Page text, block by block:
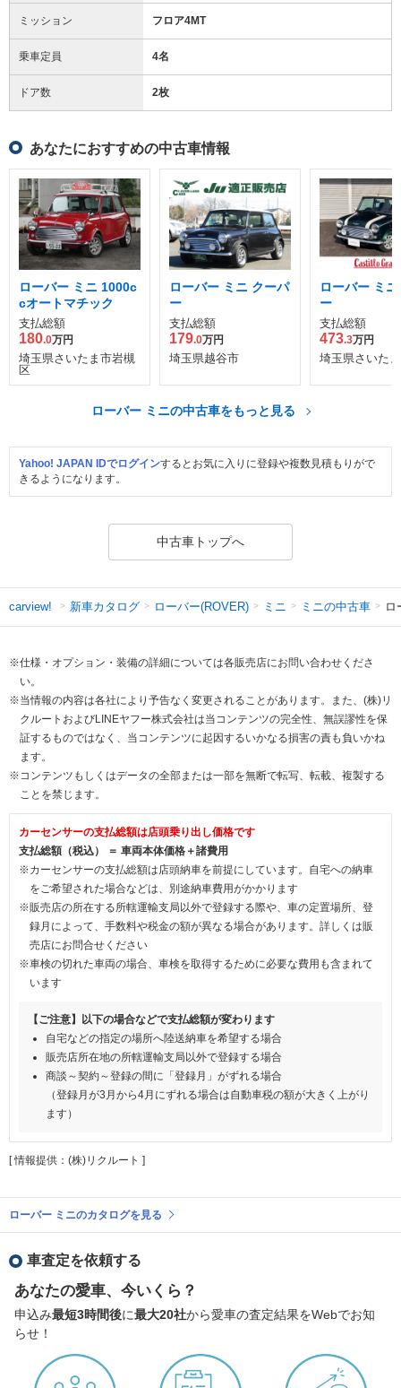
ミッション フロア4MT
乗車定員 4名
ドア数 2枚
あなたにおすすめの中古車情報
ローバー ミニ 1000c
cオートマチック
支払総額
180.0万円
埼玉県さいたま市岩槻
区
ローバー ミニ クーパ
ー
支払総額
179.0万円
埼玉県越谷市
ローバー ミ
ー
支払総額
473.3万円
埼玉県さいた
ローバー ミニの中古車をもっと見る
Yahoo! JAPAN IDでログインするとお気に入りに登録や複数見積もりがで
きるようになります。
中古車トップへ
carview! 新車カタログ ローバー(ROVER) ミニ ミニの中古車 ロ
※仕様・オプション・装備の詳細については各販売店にお問い合わせくださ
い。
※当情報の内容は各社により予告なく変更されることがあります。また、(株)リ
クルートおよびLINEヤフー株式会社は当コンテンツの完全性、無誤謬性を保
証するものではなく、当コンテンツに起因するいかなる損害の責も負いかね
ます。
※コンテンツもしくはデータの全部または一部を無断で転写、転載、複製する
ことを禁じます。
カーセンサーの支払総額は店頭乗り出し価格です
支払総額（税込） ＝ 車両本体価格＋諸費用
※カーセンサーの支払総額は店頭納車を前提にしています。自宅への納車
をご希望された場合などは、別途納車費用がかかります
※販売店の所在する所轄運輸支局以外で登録する際や、車の定置場所、登
録月によって、手数料や税金の額が異なる場合があります。詳しくは販
売店にお問合せください
※車検の切れた車両の場合、車検を取得するために必要な費用も含まれて
います
【ご注意】以下の場合などで支払総額が変わります
自宅などの指定の場所へ陸送納車を希望する場合
販売店所在地の所轄運輸支局以外で登録する場合
商談～契約～登録の間に「登録月」がずれる場合
（登録月が3月から4月にずれる場合は自動車税の額が大きく上がり
ます）
[ 情報提供：(株)リクルート ]
ローバー ミニのカタログを見る
車査定を依頼する
あなたの愛車、今いくら？
申込み最短3時間後に最大20社から愛車の査定結果をWebでお知
らせ！